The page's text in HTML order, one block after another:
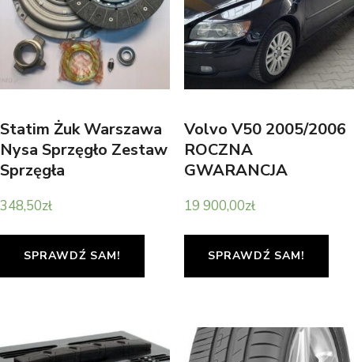
Statim Żuk Warszawa
Nysa Sprzęgło Zestaw
Sprzęgła
348,50zł
SPRAWDŹ SAM!
Volvo V50 2005/2006
ROCZNA
GWARANCJA
19 900,00zł
SPRAWDŹ SAM!